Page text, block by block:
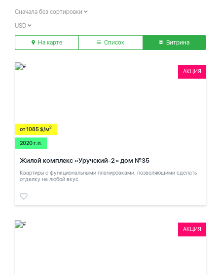
Сначала без сортировки
USD
На карте Список Витрина
АКЦИЯ
от 1085 $/м2
2020 г.п.
Жилой комплекс «Уручский-2» дом №35
Квартиры с функциональными планировками, позволяющими сделать
отделку на любой вкус.
АКЦИЯ